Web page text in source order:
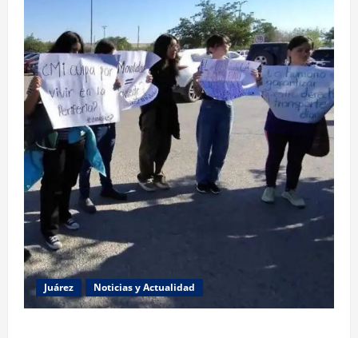
Juárez Noticias y Actualidad